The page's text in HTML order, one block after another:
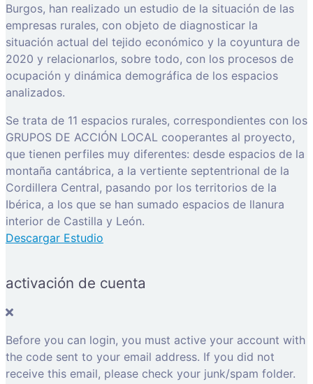
Burgos, han realizado un estudio de la situación de las
empresas rurales, con objeto de diagnosticar la
situación actual del tejido económico y la coyuntura de
2020 y relacionarlos, sobre todo, con los procesos de
ocupación y dinámica demográfica de los espacios
analizados.
Se trata de 11 espacios rurales, correspondientes con los
GRUPOS DE ACCIÓN LOCAL cooperantes al proyecto,
que tienen perfiles muy diferentes: desde espacios de la
montaña cantábrica, a la vertiente septentrional de la
Cordillera Central, pasando por los territorios de la
Ibérica, a los que se han sumado espacios de llanura
interior de Castilla y León.
Descargar Estudio
activación de cuenta
Before you can login, you must active your account with
the code sent to your email address. If you did not
receive this email, please check your junk/spam folder.